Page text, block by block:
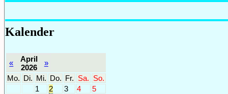
Kalender
«
April
2026
»
Mo. Di. Mi. Do. Fr. Sa. So.
1
2 3 4
5